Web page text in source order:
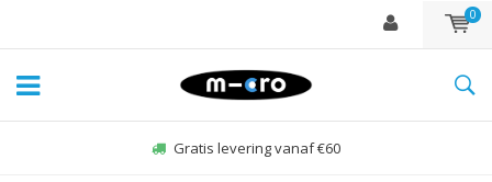
0
Gratis levering vanaf €60